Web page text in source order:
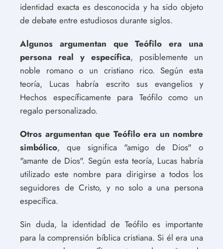
identidad exacta es desconocida y ha sido objeto
de debate entre estudiosos durante siglos.
Algunos argumentan que Teófilo era una
persona real y específica, posiblemente un
noble romano o un cristiano rico. Según esta
teoría, Lucas habría escrito sus evangelios y
Hechos específicamente para Teófilo como un
regalo personalizado.
Otros argumentan que Teófilo era un nombre
simbólico, que significa "amigo de Dios" o
"amante de Dios". Según esta teoría, Lucas habría
utilizado este nombre para dirigirse a todos los
seguidores de Cristo, y no solo a una persona
específica.
Sin duda, la identidad de Teófilo es importante
para la comprensión bíblica cristiana. Si él era una